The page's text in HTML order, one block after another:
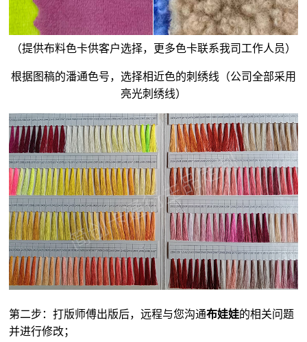
（提供布料色卡供客户选择，更多色卡联系我司工作人员）
根据图稿的潘通色号，选择相近色的刺绣线（公司全部采用
亮光刺绣线）
第二步：打版师傅出版后，远程与您沟通布娃娃的相关问题
并进行修改；